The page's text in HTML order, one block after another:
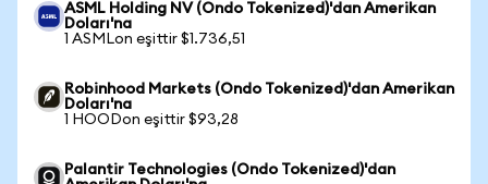
ASML Holding NV (Ondo Tokenized)'dan Amerikan
Doları'na
1 ASMLon eşittir $1.736,51
Robinhood Markets (Ondo Tokenized)'dan Amerikan
Doları'na
1 HOODon eşittir $93,28
Palantir Technologies (Ondo Tokenized)'dan